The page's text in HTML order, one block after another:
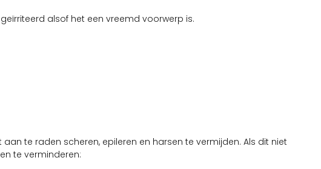
alsof het een vreemd voorwerp is.
te raden scheren, epileren en harsen te vermijden. Als dit niet
te verminderen: